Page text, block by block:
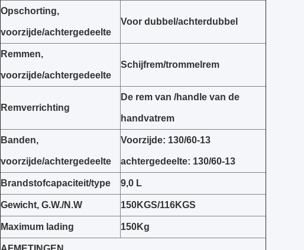
Opschorting,
voorzijde/achtergedeelte
Voor dubbel/achterdubbel
Remmen,
voorzijde/achtergedeelte
Schijfrem/trommelrem
Remverrichting
De rem van /handle van de
handvatrem
Banden,
voorzijde/achtergedeelte
Voorzijde: 130/60-13
achtergedeelte: 130/60-13
Brandstofcapaciteit/type 9,0 L
Gewicht, G.W./N.W 150KGS/116KGS
Maximum lading 150Kg